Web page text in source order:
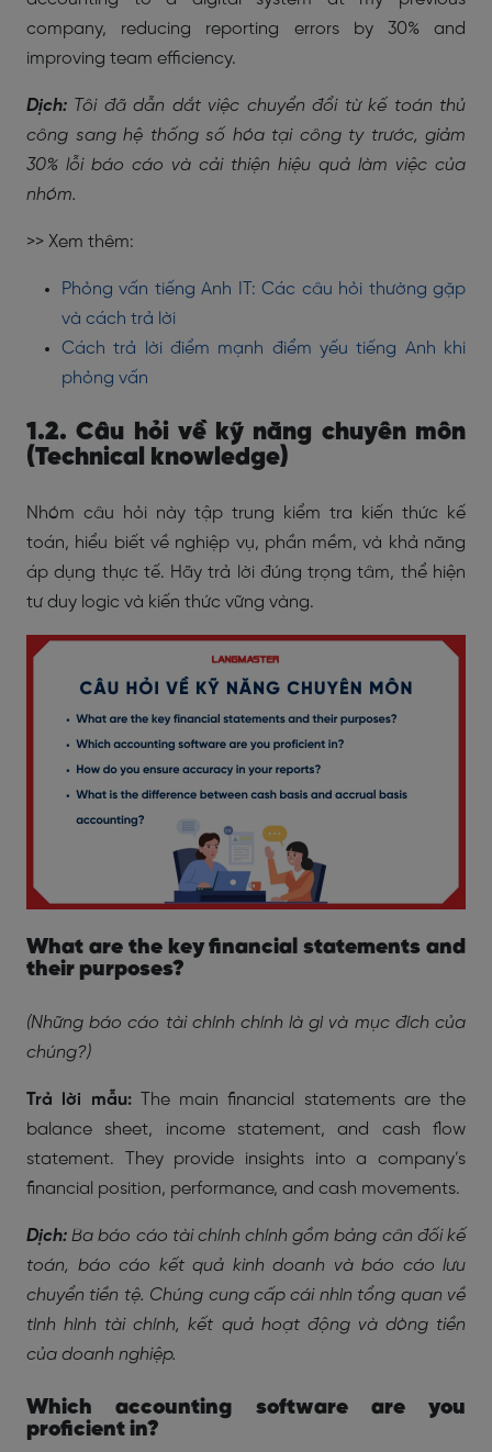
company, reducing reporting errors by 30% and
improving team efficiency.
Dịch: Tôi đã dẫn dắt việc chuyển đổi từ kế toán thủ
công sang hệ thống số hóa tại công ty trước, giảm
30% lỗi báo cáo và cải thiện hiệu quả làm việc của
nhóm.
>> Xem thêm:
Phỏng vấn tiếng Anh IT: Các câu hỏi thường gặp
và cách trả lời
Cách trả lời điểm mạnh điểm yếu tiếng Anh khi
phỏng vấn
1.2. Câu hỏi về kỹ năng chuyên môn
(Technical knowledge)
Nhóm câu hỏi này tập trung kiểm tra kiến thức kế
toán, hiểu biết về nghiệp vụ, phần mềm, và khả năng
áp dụng thực tế. Hãy trả lời đúng trọng tâm, thể hiện
tư duy logic và kiến thức vững vàng.
What are the key financial statements and
their purposes?
(Những báo cáo tài chính chính là gì và mục đích của
chúng?)
Trả lời mẫu:The main financial statements are the
balance sheet, income statement, and cash flow
statement. They provide insights into a company’s
financial position, performance, and cash movements.
Dịch: Ba báo cáo tài chính chính gồm bảng cân đối kế
toán, báo cáo kết quả kinh doanh và báo cáo lưu
chuyển tiền tệ. Chúng cung cấp cái nhìn tổng quan về
tình hình tài chính, kết quả hoạt động và dòng tiền
của doanh nghiệp.
Which accounting software are you
proficient in?